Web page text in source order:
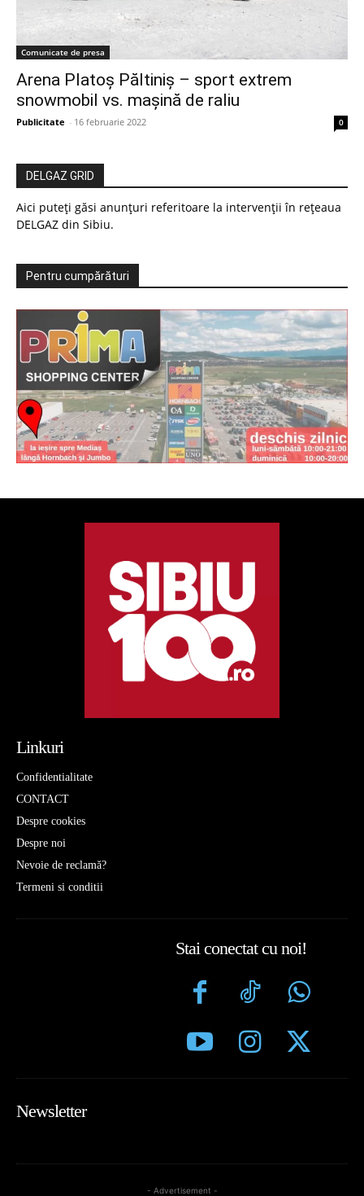
Comunicate de presa
Arena Platoș Păltiniș – sport extrem
snowmobil vs. mașină de raliu
Publicitate - 16 februarie 2022 0
DELGAZ GRID
Aici puteți găsi anunțuri referitoare la intervenții în rețeaua
DELGAZ din Sibiu.
Pentru cumpărături
Linkuri
Confidentialitate
CONTACT
Despre cookies
Despre noi
Nevoie de reclamă?
Termeni si conditii
Stai conectat cu noi!
Newsletter
- Advertisement -